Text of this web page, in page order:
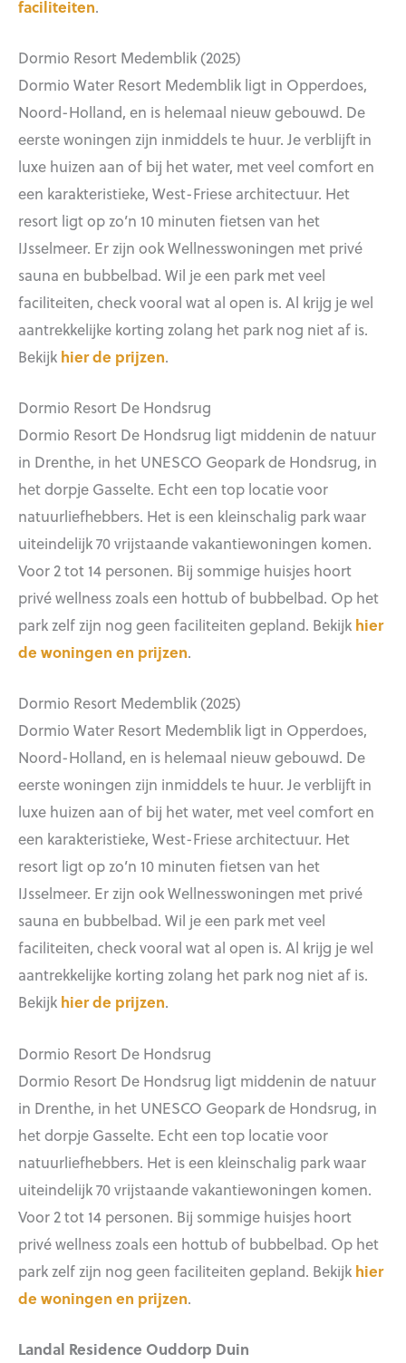
faciliteiten.
Dormio Resort Medemblik (2025)
Dormio Water Resort Medemblik ligt in Opperdoes,
Noord-Holland, en is helemaal nieuw gebouwd. De
eerste woningen zijn inmiddels te huur. Je verblijft in
luxe huizen aan of bij het water, met veel comfort en
een karakteristieke, West-Friese architectuur. Het
resort ligt op zo’n 10 minuten fietsen van het
IJsselmeer. Er zijn ook Wellnesswoningen met privé
sauna en bubbelbad. Wil je een park met veel
faciliteiten, check vooral wat al open is. Al krijg je wel
aantrekkelijke korting zolang het park nog niet af is.
Bekijk hier de prijzen.
Dormio Resort De Hondsrug
Dormio Resort De Hondsrug ligt middenin de natuur
in Drenthe, in het UNESCO Geopark de Hondsrug, in
het dorpje Gasselte. Echt een top locatie voor
natuurliefhebbers. Het is een kleinschalig park waar
uiteindelijk 70 vrijstaande vakantiewoningen komen.
Voor 2 tot 14 personen. Bij sommige huisjes hoort
privé wellness zoals een hottub of bubbelbad. Op het
park zelf zijn nog geen faciliteiten gepland. Bekijk hier
de woningen en prijzen.
Dormio Resort Medemblik (2025)
Dormio Water Resort Medemblik ligt in Opperdoes,
Noord-Holland, en is helemaal nieuw gebouwd. De
eerste woningen zijn inmiddels te huur. Je verblijft in
luxe huizen aan of bij het water, met veel comfort en
een karakteristieke, West-Friese architectuur. Het
resort ligt op zo’n 10 minuten fietsen van het
IJsselmeer. Er zijn ook Wellnesswoningen met privé
sauna en bubbelbad. Wil je een park met veel
faciliteiten, check vooral wat al open is. Al krijg je wel
aantrekkelijke korting zolang het park nog niet af is.
Bekijk hier de prijzen.
Dormio Resort De Hondsrug
Dormio Resort De Hondsrug ligt middenin de natuur
in Drenthe, in het UNESCO Geopark de Hondsrug, in
het dorpje Gasselte. Echt een top locatie voor
natuurliefhebbers. Het is een kleinschalig park waar
uiteindelijk 70 vrijstaande vakantiewoningen komen.
Voor 2 tot 14 personen. Bij sommige huisjes hoort
privé wellness zoals een hottub of bubbelbad. Op het
park zelf zijn nog geen faciliteiten gepland. Bekijk hier
de woningen en prijzen.
Landal Residence Ouddorp Duin